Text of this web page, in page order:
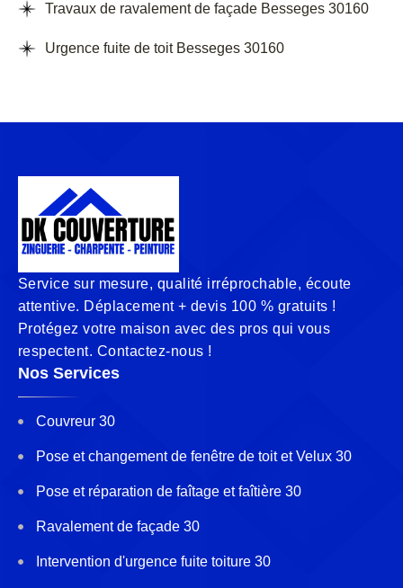
Travaux de ravalement de façade Besseges 30160
Urgence fuite de toit Besseges 30160
Service sur mesure, qualité irréprochable, écoute
attentive. Déplacement + devis 100 % gratuits !
Protégez votre maison avec des pros qui vous
respectent. Contactez-nous !
Nos Services
Couvreur 30
Pose et changement de fenêtre de toit et Velux 30
Pose et réparation de faîtage et faîtière 30
Ravalement de façade 30
Intervention d'urgence fuite toiture 30